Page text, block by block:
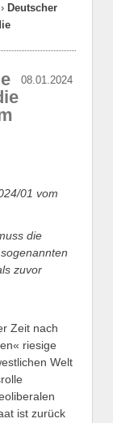
› Deutscher
08.01.2024
4/01 vom
die
zuvor
Zeit nach
riesige
Welt
ist zurück